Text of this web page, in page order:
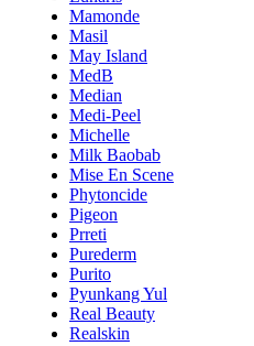
Mamonde
Masil
May Island
MedB
Median
Medi-Peel
Michelle
Milk Baobab
Mise En Scene
Phytoncide
Pigeon
Prreti
Purederm
Purito
Pyunkang Yul
Real Beauty
Realskin